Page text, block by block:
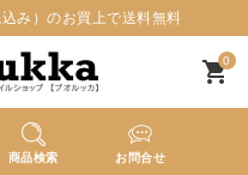
み）のお買上で送料無料
0
shopping_cart
商品検索 お問合せ